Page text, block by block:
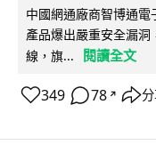
中國網通廠商智博通
產品爆出嚴重安全漏
線，旗...
閱讀全文
349 78 ↗